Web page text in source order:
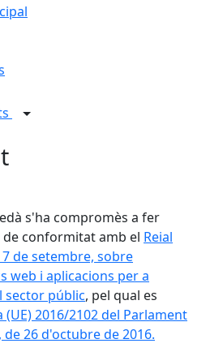
s'ha compromès a fer
de conformitat amb el Reial
de setembre, sobre
web i aplicacions per a
sector públic, pel qual es
(UE) 2016/2102 del Parlament
26 d'octubre de 2016.